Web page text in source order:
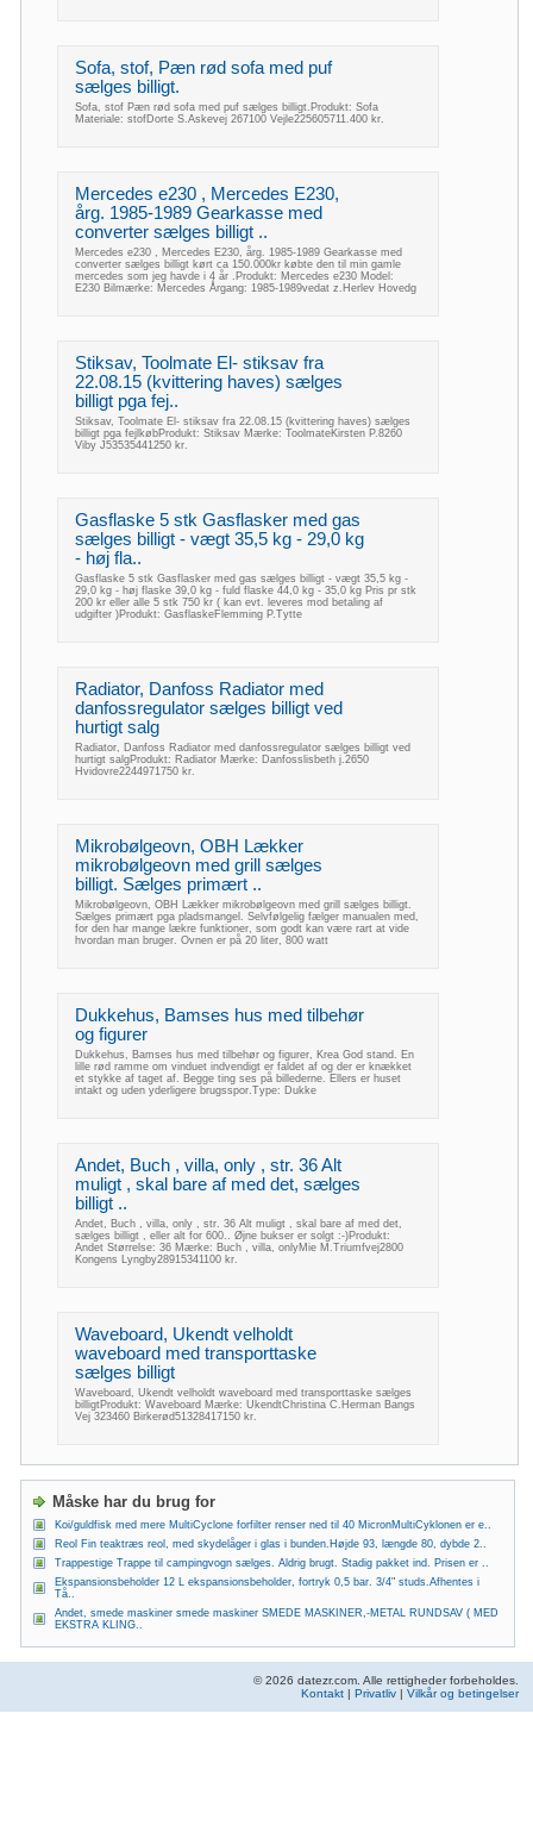
Sofa, stof, Pæn rød sofa med puf
sælges billigt.
Sofa, stof Pæn rød sofa med puf sælges billigt.Produkt: Sofa
Materiale: stofDorte S.Askevej 267100 Vejle225605711.400 kr.
Mercedes e230 , Mercedes E230,
årg. 1985-1989 Gearkasse med
converter sælges billigt ..
Mercedes e230 , Mercedes E230, årg. 1985-1989 Gearkasse med
converter sælges billigt kørt ca 150.000kr købte den til min gamle
mercedes som jeg havde i 4 år .Produkt: Mercedes e230 Model:
E230 Bilmærke: Mercedes Årgang: 1985-1989vedat z.Herlev Hovedg
Stiksav, Toolmate El- stiksav fra
22.08.15 (kvittering haves) sælges
billigt pga fej..
Stiksav, Toolmate El- stiksav fra 22.08.15 (kvittering haves) sælges
billigt pga fejlkøbProdukt: Stiksav Mærke: ToolmateKirsten P.8260
Viby J53535441250 kr.
Gasflaske 5 stk Gasflasker med gas
sælges billigt - vægt 35,5 kg - 29,0 kg
- høj fla..
Gasflaske 5 stk Gasflasker med gas sælges billigt - vægt 35,5 kg -
29,0 kg - høj flaske 39,0 kg - fuld flaske 44,0 kg - 35,0 kg Pris pr stk
200 kr eller alle 5 stk 750 kr ( kan evt. leveres mod betaling af
udgifter )Produkt: GasflaskeFlemming P.Tytte
Radiator, Danfoss Radiator med
danfossregulator sælges billigt ved
hurtigt salg
Radiator, Danfoss Radiator med danfossregulator sælges billigt ved
hurtigt salgProdukt: Radiator Mærke: Danfosslisbeth j.2650
Hvidovre2244971750 kr.
Mikrobølgeovn, OBH Lækker
mikrobølgeovn med grill sælges
billigt. Sælges primært ..
Mikrobølgeovn, OBH Lækker mikrobølgeovn med grill sælges billigt.
Sælges primært pga pladsmangel. Selvfølgelig fælger manualen med,
for den har mange lækre funktioner, som godt kan være rart at vide
hvordan man bruger. Ovnen er på 20 liter, 800 watt
Dukkehus, Bamses hus med tilbehør
og figurer
Dukkehus, Bamses hus med tilbehør og figurer, Krea God stand. En
lille rød ramme om vinduet indvendigt er faldet af og der er knækket
et stykke af taget af. Begge ting ses på billederne. Ellers er huset
intakt og uden yderligere brugsspor.Type: Dukke
Andet, Buch , villa, only , str. 36 Alt
muligt , skal bare af med det, sælges
billigt ..
Andet, Buch , villa, only , str. 36 Alt muligt , skal bare af med det,
sælges billigt , eller alt for 600.. Øjne bukser er solgt :-)Produkt:
Andet Størrelse: 36 Mærke: Buch , villa, onlyMie M.Triumfvej2800
Kongens Lyngby28915341100 kr.
Waveboard, Ukendt velholdt
waveboard med transporttaske
sælges billigt
Waveboard, Ukendt velholdt waveboard med transporttaske sælges
billigtProdukt: Waveboard Mærke: UkendtChristina C.Herman Bangs
Vej 323460 Birkerød51328417150 kr.
Måske har du brug for
Koi/guldfisk med mere MultiCyclone forfilter renser ned til 40 MicronMultiCyklonen er e..
Reol Fin teaktræs reol, med skydelåger i glas i bunden.Højde 93, længde 80, dybde 2..
Trappestige Trappe til campingvogn sælges. Aldrig brugt. Stadig pakket ind. Prisen er ..
Ekspansionsbeholder 12 L ekspansionsbeholder, fortryk 0,5 bar. 3/4" studs.Afhentes i
Tå..
Andet, smede maskiner smede maskiner SMEDE MASKINER,-METAL RUNDSAV ( MED
EKSTRA KLING..
© 2026 datezr.com. Alle rettigheder forbeholdes.
Kontakt | Privatliv | Vilkår og betingelser